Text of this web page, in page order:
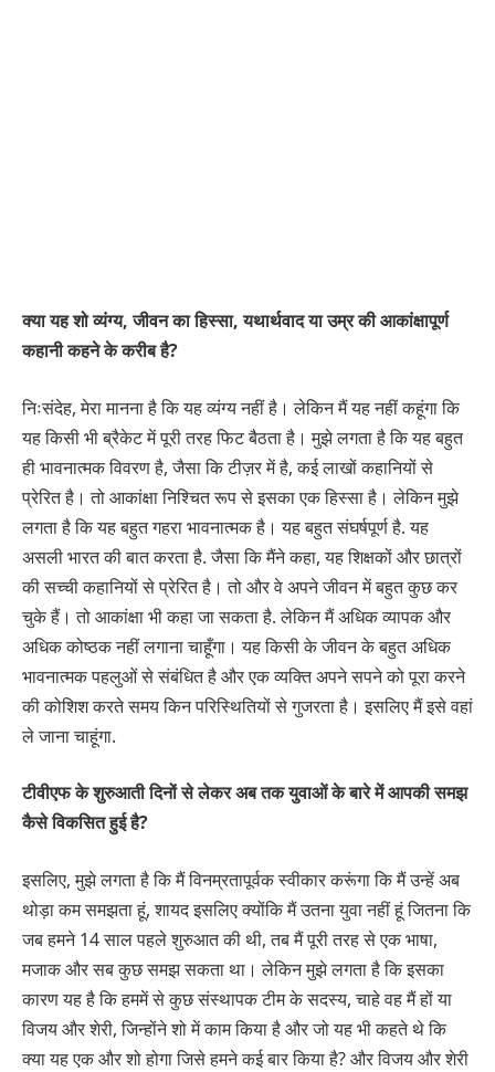
क्या यह शो व्यंग्य, जीवन का हिस्सा, यथार्थवाद या उम्र की आकांक्षापूर्ण
कहानी कहने के करीब है?
निःसंदेह, मेरा मानना ​​है कि यह व्यंग्य नहीं है। लेकिन मैं यह नहीं कहूंगा कि
यह किसी भी ब्रैकेट में पूरी तरह फिट बैठता है। मुझे लगता है कि यह बहुत
ही भावनात्मक विवरण है, जैसा कि टीज़र में है, कई लाखों कहानियों से
प्रेरित है। तो आकांक्षा निश्चित रूप से इसका एक हिस्सा है। लेकिन मुझे
लगता है कि यह बहुत गहरा भावनात्मक है। यह बहुत संघर्षपूर्ण है. यह
असली भारत की बात करता है. जैसा कि मैंने कहा, यह शिक्षकों और छात्रों
की सच्ची कहानियों से प्रेरित है। तो और वे अपने जीवन में बहुत कुछ कर
चुके हैं। तो आकांक्षा भी कहा जा सकता है. लेकिन मैं अधिक व्यापक और
अधिक कोष्ठक नहीं लगाना चाहूँगा। यह किसी के जीवन के बहुत अधिक
भावनात्मक पहलुओं से संबंधित है और एक व्यक्ति अपने सपने को पूरा करने
की कोशिश करते समय किन परिस्थितियों से गुजरता है। इसलिए मैं इसे वहां
ले जाना चाहूंगा.
टीवीएफ के शुरुआती दिनों से लेकर अब तक युवाओं के बारे में आपकी समझ
कैसे विकसित हुई है?
इसलिए, मुझे लगता है कि मैं विनम्रतापूर्वक स्वीकार करूंगा कि मैं उन्हें अब
थोड़ा कम समझता हूं, शायद इसलिए क्योंकि मैं उतना युवा नहीं हूं जितना कि
जब हमने 14 साल पहले शुरुआत की थी, तब मैं पूरी तरह से एक भाषा,
मजाक और सब कुछ समझ सकता था। लेकिन मुझे लगता है कि इसका
कारण यह है कि हममें से कुछ संस्थापक टीम के सदस्य, चाहे वह मैं हों या
विजय और शेरी, जिन्होंने शो में काम किया है और जो यह भी कहते थे कि
क्या यह एक और शो होगा जिसे हमने कई बार किया है? और विजय और शेरी